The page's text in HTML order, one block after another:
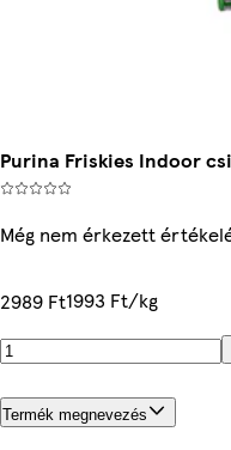
Purina Friskies Indoor
Még nem érkezett
2989 Ft1993 Ft/kg
Termék megnevezés